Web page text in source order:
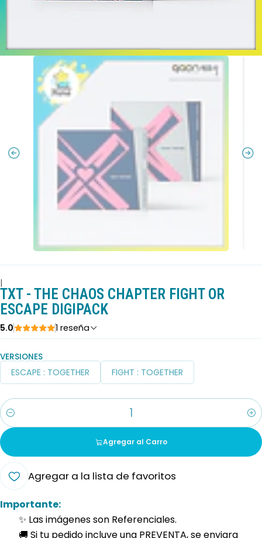
|
TXT - THE CHAOS CHAPTER FIGHT OR
ESCAPE DIGIPACK
5.0 1 reseña
VERSIONES
ESCAPE : TOGETHER FIGHT : TOGETHER
Cantidad
Agregar al Carro
Agregar a la lista de favoritos
Importante:
✨ Las imágenes son Referenciales.
🚚 Si tu pedido incluye una PREVENTA, se enviara